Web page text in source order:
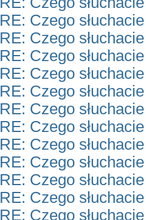
RE: Czego
RE: Czego
RE: Czego
RE: Czego
RE: Czego
RE: Czego
RE: Czego
RE: Czego
RE: Czego
RE: Czego
RE: Czego
RE: Czego